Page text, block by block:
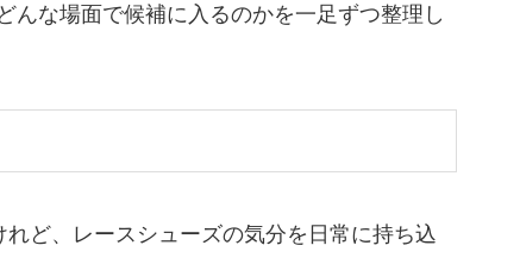
んな場面で候補に入るのかを一足ずつ整理し
ど、レースシューズの気分を日常に持ち込